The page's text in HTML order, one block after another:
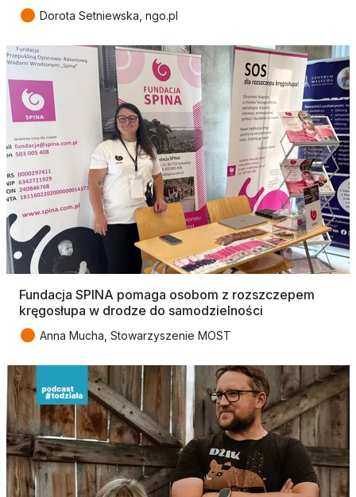
● Dorota Setniewska, ngo.pl
Fundacja SPINA pomaga osobom z rozszczepem
kręgosłupa w drodze do samodzielności
● Anna Mucha, Stowarzyszenie MOST